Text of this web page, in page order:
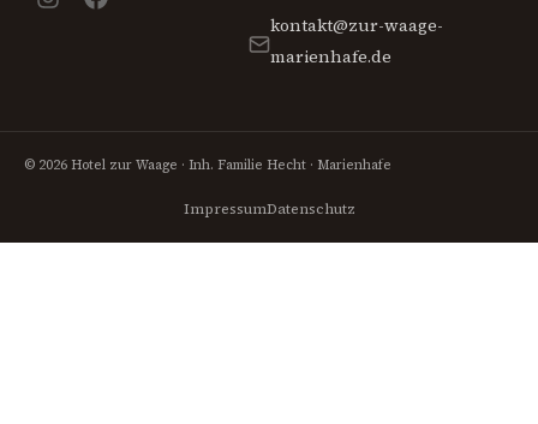
kontakt@zur-waage-
marienhafe.de
© 2026 Hotel zur Waage · Inh. Familie Hecht · Marienhafe
ImpressumDatenschutz